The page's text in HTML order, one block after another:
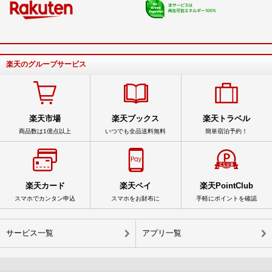
楽天のグループサービス
楽天市場
商品数は1億点以上
楽天ブックス
いつでも全品送料無料
楽天トラベル
簡単宿泊予約！
楽天カード
スマホでカンタン申込
楽天ペイ
スマホをお財布に
楽天PointClub
手軽にポイントを確認
サービス一覧 アプリ一覧